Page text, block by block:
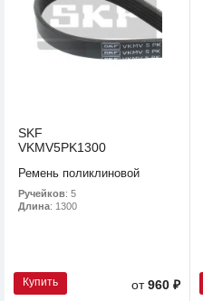
SKF
VKMV5PK1300
Ремень поликлиновой
Ручейков: 5
Длина: 1300
Купить от960 ₽